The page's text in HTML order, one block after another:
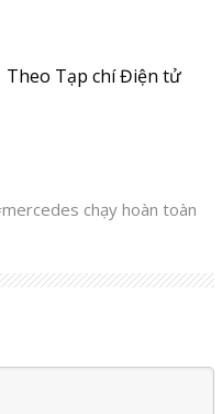
Theo Tạp chí Điện tử
chạy hoàn toàn